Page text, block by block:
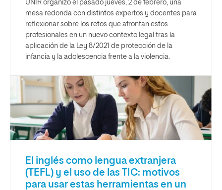
UNIR organizó el pasado jueves, 2 de febrero, una
mesa redonda con distintos expertos y docentes para
reflexionar sobre los retos que afrontan estos
profesionales en un nuevo contexto legal tras la
aplicación de la Ley 8/2021 de protección de la
infancia y la adolescencia frente a la violencia.
El inglés como lengua extranjera
(TEFL) y el uso de las TIC: motivos
para usar estas herramientas en un